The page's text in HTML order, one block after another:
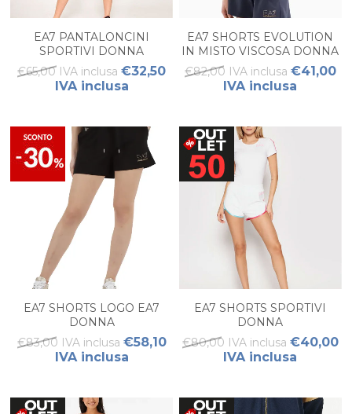
EA7 PANTALONCINI
SPORTIVI DONNA
€65,00 IVA inclusa €32,50
IVA inclusa
EA7 SHORTS EVOLUTION
IN MISTO VISCOSA DONNA
€82,00 IVA inclusa €41,00
IVA inclusa
EA7 SHORTS LOGO EA7
DONNA
€83,00 IVA inclusa €58,10
IVA inclusa
EA7 SHORTS SPORTIVI
DONNA
€80,00 IVA inclusa €40,00
IVA inclusa